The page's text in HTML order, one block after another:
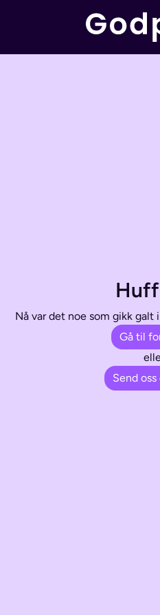
Nå var det noe som gikk galt
Gå til
Send